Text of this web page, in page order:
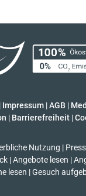
| Impressum |AGB |
| Barrierefreiheit |
Nutzung |
| Angebote lesen |
lesen | Gesuch